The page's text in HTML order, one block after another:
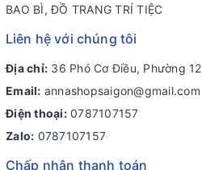
BAO BÌ, ĐỒ TRANG TRÍ TIỆC
Liên hệ với chúng tôi
Địa chỉ: 36 Phó Cơ Điều, Phường
Email: annashopsaigon@gmail.com
Điện thoại: 0787107157
Zalo: 0787107157
Chấp nhận thanh toán